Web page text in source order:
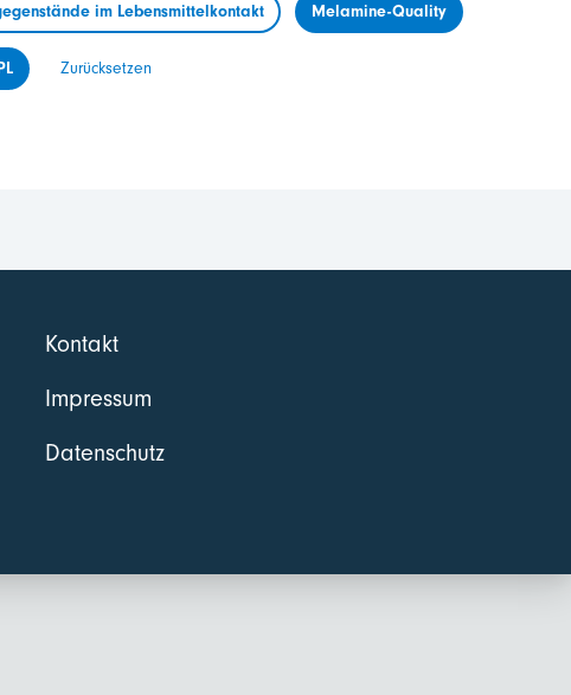
im Lebensmittelkontakt Melamine-Quality
Zurücksetzen
Kontakt
Impressum
Datenschutz